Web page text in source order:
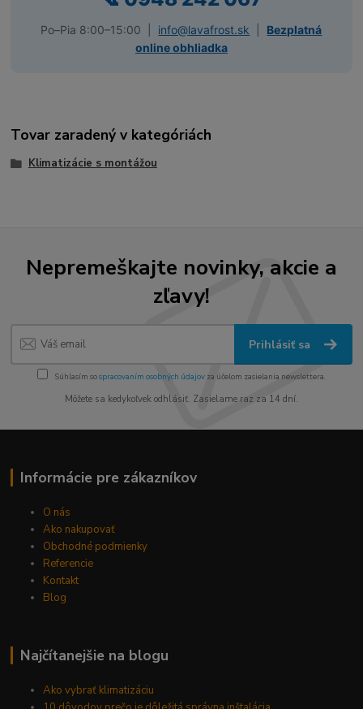
Po–Pia 8:00–15:00 | info@lavafrost.sk
Bezplatná
online obhliadka
Tovar zaradený v kategóriách
Klimatizácie s montážou
Nepremeškajte novinky, akcie a
zľavy!
Prihlásiť sa
Súhlasím sospracovaním osobných údajov za účelom zasielania newslettera.
Môžete sa kedykoľvek odhlásiť. Zasielame raz za 14 dní.
Informácie pre zákazníkov
O nás
Ako nakupovať
Obchodné podmienky
Referencie
Kontakt
Blog
Najčítanejšie na blogu
Ako vybrať klimatizáciu